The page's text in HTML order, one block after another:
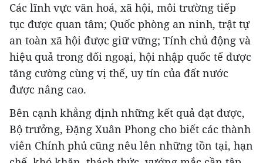
Các lĩnh vực văn hoá, xã hội, môi trường tiếp
tục được quan tâm; Quốc phòng an ninh, trật tự
an toàn xã hội được giữ vững; Tính chủ động và
hiệu quả trong đối ngoại, hội nhập quốc tế được
tăng cường cùng vị thế, uy tín của đất nước
được nâng cao.
Bên cạnh khẳng định những kết quả đạt được,
Bộ trưởng, Đặng Xuân Phong cho biết các thành
viên Chính phủ cũng nêu lên những tồn tại, hạn